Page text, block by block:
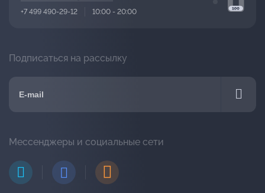
+7 499 490-29-12 10:00 - 20:00
Подписаться на рассылку
Мессенджеры и социальные сети